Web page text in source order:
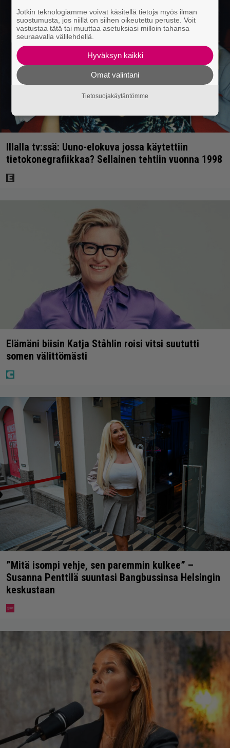
Illalla tv:ssä: Uuno-elokuva jossa käytettiin
tietokonegrafiikkaa? Sellainen tehtiin vuonna 1998
Elämäni biisin Katja Ståhlin roisi vitsi suututti
somen välittömästi
”Mitä isompi vehje, sen paremmin kulkee” –
Susanna Penttilä suuntasi Bangbussinsa Helsingin
keskustaan
Jotkin teknologiamme voivat käsitellä tietoja myös ilman
suostumusta, jos niillä on siihen oikeutettu peruste. Voit
vastustaa tätä tai muuttaa asetuksiasi milloin tahansa
seuraavalla välilehdellä.
Hyväksyn kaikki
Omat valintani
Tietosuojakäytäntömme